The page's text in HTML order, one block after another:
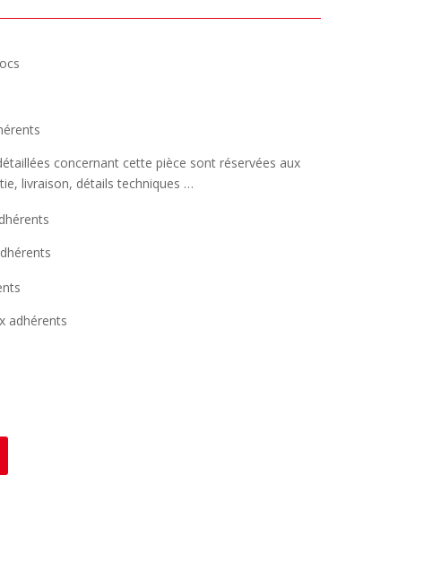
concernant cette pièce sont réservées aux
livraison, détails techniques …
adhérents